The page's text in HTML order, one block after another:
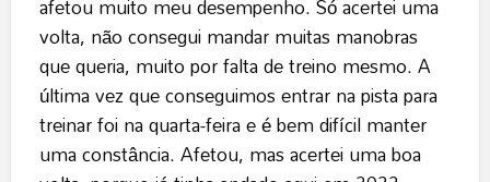
afetou muito meu desempenho. Só acertei uma
volta, não consegui mandar muitas manobras
que queria, muito por falta de treino mesmo. A
última vez que conseguimos entrar na pista para
treinar foi na quarta-feira e é bem difícil manter
uma constância. Afetou, mas acertei uma boa